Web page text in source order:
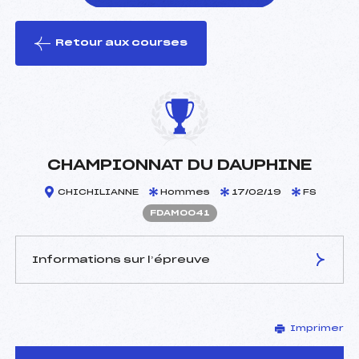
le ski
Retour aux courses
CHAMPIONNAT DU DAUPHINE
CHICHILIANNE Hommes 17/02/19 FS
FDAM0041
Informations sur l’épreuve
MONDON THIBAULT (DA)
D.T Adjoint :
–
Imprimer